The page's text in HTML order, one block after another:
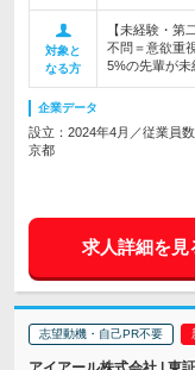
対象と
なる方
【未経験・
不問＝意欲重
5%の先輩が
企業データ
設立：2024年4月／従業員
京都
求人詳細を見
志望動機・自己PR不要